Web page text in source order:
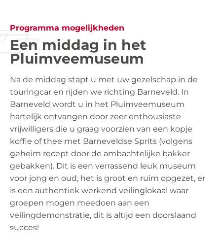
Programma mogelijkheden
Een middag in het
Pluimveemuseum
Na de middag stapt u met uw gezelschap in de
touringcar en rijden we richting Barneveld. In
Barneveld wordt u in het Pluimveemuseum
hartelijk ontvangen door zeer enthousiaste
vrijwilligers die u graag voorzien van een kopje
koffie of thee met Barneveldse Sprits (volgens
geheim recept door de ambachtelijke bakker
gebakken). Dit is een verrassend leuk museum
voor jong en oud, het is groot en ruim opgezet, er
is een authentiek werkend veilinglokaal waar
groepen mogen meedoen aan een
veilingdemonstratie, dit is altijd een doorslaand
succes!